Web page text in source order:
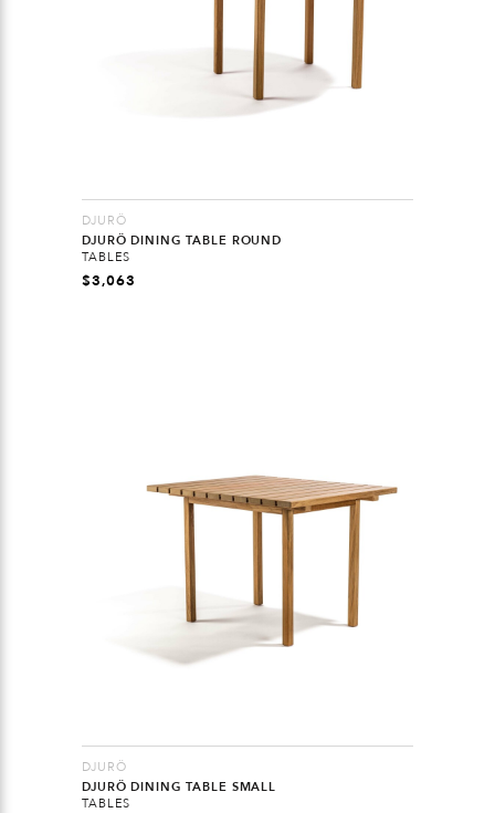
DJURÖ
DJURÖ DINING TABLE ROUND
TABLES
$3,063
DJURÖ
DJURÖ DINING TABLE SMALL
TABLES